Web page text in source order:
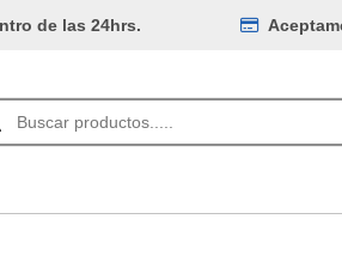
de las 24hrs.